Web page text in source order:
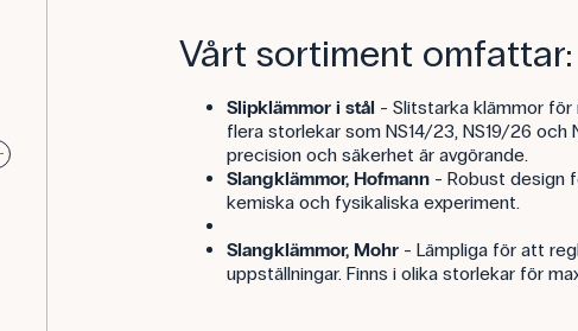
Vårt sortiment omfattar:
Slipklämmor i stål - Slitstarka klämmor för
flera storlekar som NS14/23, NS19/26
precision och säkerhet är avgörande.
Slangklämmor, Hofmann - Robust design
kemiska och fysikaliska experiment.
Slangklämmor, Mohr - Lämpliga för att
uppställningar. Finns i olika storlekar för